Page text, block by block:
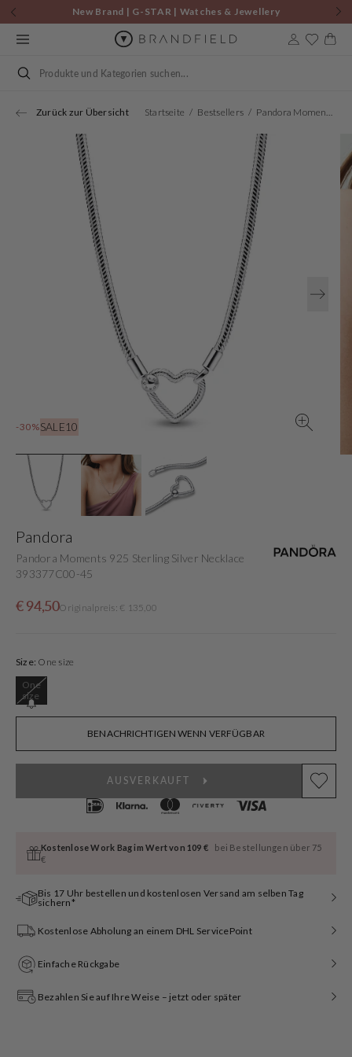
Zum
Inhalt
springen
New Brand | G-STAR | Watches & Jewellery
Suchen
Zurück zur Übersicht Startseite Bestsellers Pandora Moments 925 Sterling Silver Necklace 393377C00-45
-30%SALE10
Galerieansicht
Pandora
Pandora Moments 925 Sterling Silver Necklace
393377C00-45
Verkaufspreis
€ 94,50
NormalerOriginalpreis: € 135,00
Size: One size
One
sizeVariante
ausverkauft
oder
BENACHRICHTIGEN WENN VERFÜGBAR
AUSVERKAUFT
Kostenlose Work Bag im Wert von 109 €
bei Bestellungen über 75
€
Bis 17 Uhr bestellen und kostenlosen Versand am selben Tag
sichern*
Kostenlose Abholung an einem DHL ServicePoint
Einfache Rückgabe
Bezahlen Sie auf Ihre Weise – jetzt oder später